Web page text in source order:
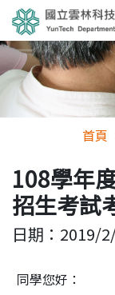
首頁
108學年
招生考試
日期： 2019/
同學您好：